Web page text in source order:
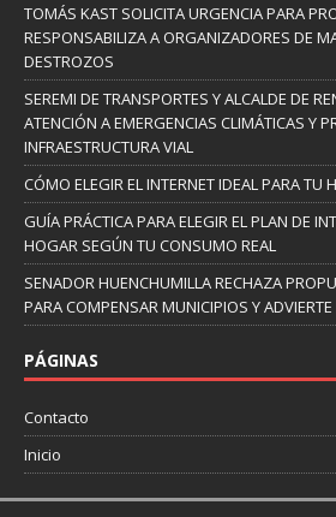
TOMÁS KAST SOLICITA URGENCIA PARA
RESPONSABILIZA A ORGANIZADORES DE
DESTROZOS
SEREMI DE TRANSPORTES Y ALCALDE DE
ATENCIÓN A EMERGENCIAS CLIMÁTICAS Y
INFRAESTRUCTURA VIAL
CÓMO ELEGIR EL INTERNET IDEAL PARA TU
GUÍA PRÁCTICA PARA ELEGIR EL PLAN DE
HOGAR SEGÚN TU CONSUMO REAL
SENADOR HUENCHUMILLA RECHAZA
PARA COMPENSAR MUNICIPIOS Y
PÁGINAS
Contacto
Inicio